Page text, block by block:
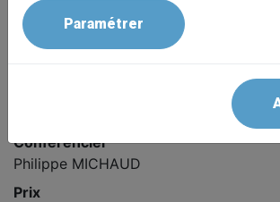
Conférencier
Philippe MICHAUD
Prix
Paramétrer